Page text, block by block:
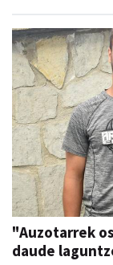
"Auzotarrek
daude